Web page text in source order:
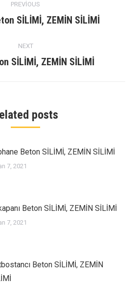
PREVIOUS
Previous
SİLİMİ, ZEMİN SİLİMİ
NEXT
Next
SİLİMİ, ZEMİN SİLİMİ
posts
Beton SİLİMİ, ZEMİN SİLİMİ
7, 2021
Beton SİLİMİ, ZEMİN SİLİMİ
7, 2021
Beton SİLİMİ, ZEMİN